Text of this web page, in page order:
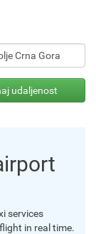
services
in real time.